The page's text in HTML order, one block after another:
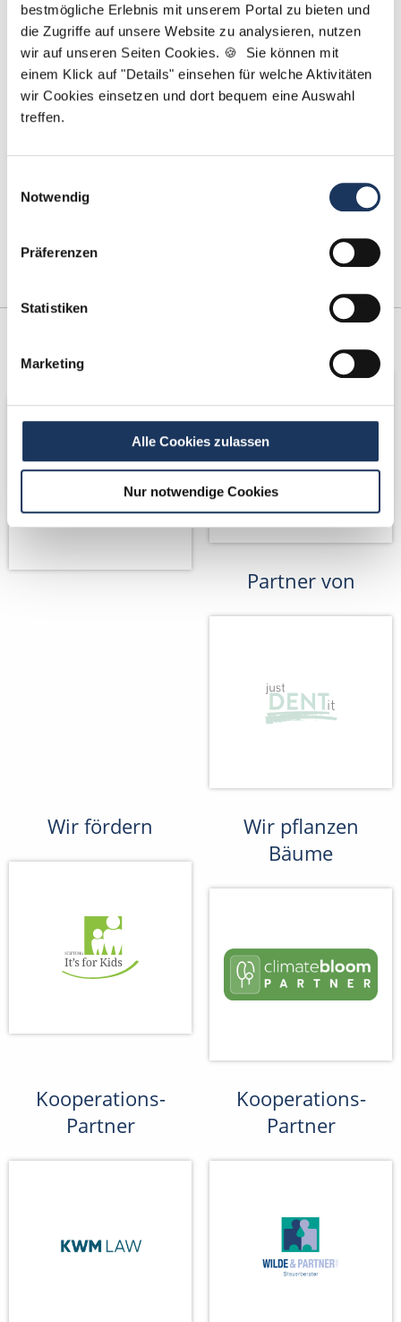
bestmögliche Erlebnis mit unserem Portal zu bieten und
die Zugriffe auf unsere Website zu analysieren, nutzen
wir auf unseren Seiten Cookies. 🍪 Sie können mit
einem Klick auf "Details" einsehen für welche Aktivitäten
wir Cookies einsetzen und dort bequem eine Auswahl
treffen.
Notwendig
Präferenzen
Statistiken
Marketing
Alle Cookies zulassen
Nur notwendige Cookies
Tel.: +49 (0) 521 / 911 730 44
Fax: +49 (0) 521 / 911 730 41
bewerbung@dzas.de
Partner
Partner von
Wir fördern
Wir pflanzen
Bäume
Kooperations-
Partner
Kooperations-
Partner